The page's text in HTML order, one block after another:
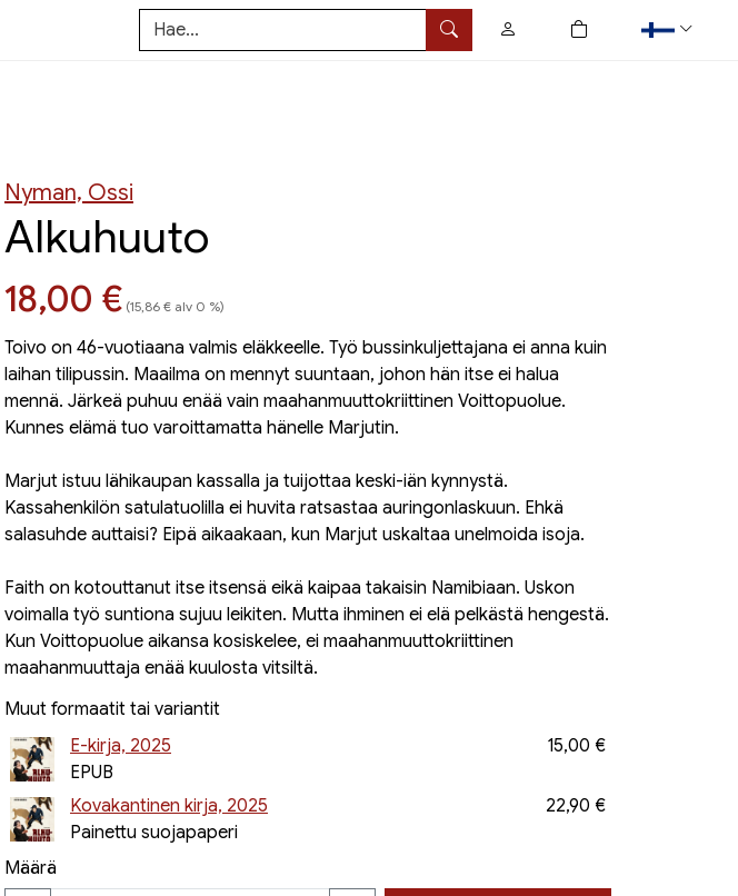
Hae
0
tuotetta ostoskorissa
Nyman, Ossi
Alkuhuuto
Hinta nyt
18,00 € (15,86 € alv 0 %)
Toivo on 46-vuotiaana valmis eläkkeelle. Työ bussinkuljettajana ei anna kuin
laihan tilipussin. Maailma on mennyt suuntaan, johon hän itse ei halua
mennä. Järkeä puhuu enää vain maahanmuuttokriittinen Voittopuolue.
Kunnes elämä tuo varoittamatta hänelle Marjutin.
Marjut istuu lähikaupan kassalla ja tuijottaa keski-iän kynnystä.
Kassahenkilön satulatuolilla ei huvita ratsastaa auringonlaskuun. Ehkä
salasuhde auttaisi? Eipä aikaakaan, kun Marjut uskaltaa unelmoida isoja.
Faith on kotouttanut itse itsensä eikä kaipaa takaisin Namibiaan. Uskon
voimalla työ suntiona sujuu leikiten. Mutta ihminen ei elä pelkästä hengestä.
Kun Voittopuolue aikansa kosiskelee, ei maahanmuuttokriittinen
maahanmuuttaja enää kuulosta vitsiltä.
Muut formaatit tai variantit
E-kirja, 2025
EPUB
15,00 €
Kovakantinen kirja, 2025
Painettu suojapaperi
22,90 €
Määrä